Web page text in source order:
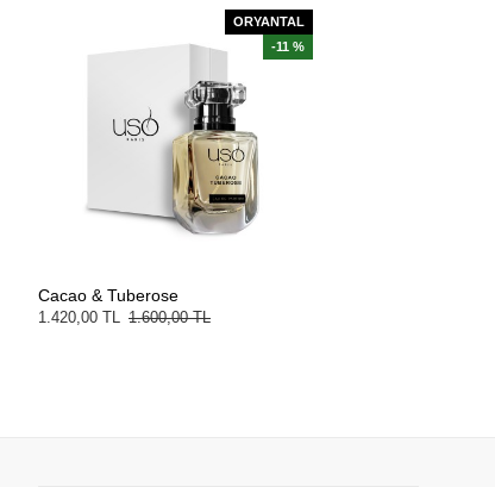
ORYANTAL
-11 %
Cacao & Tuberose
1.420,00 TL 1.600,00 TL